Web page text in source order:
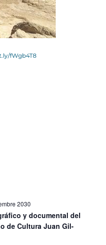
fWgb4T8
2030
y documental del
de Cultura Juan Gil-